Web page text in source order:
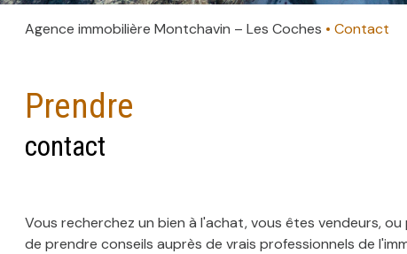
Agence immobilière Montchavin – Les Coches Contact
Prendre
contact
Vous recherchez un bien à l'achat, vous êtes vendeurs,
de prendre conseils auprès de vrais professionnels de